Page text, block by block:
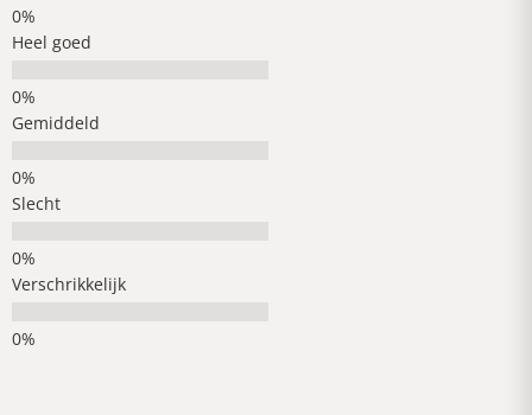
Heel goed
Gemiddeld
Slecht
Verschrikkelijk